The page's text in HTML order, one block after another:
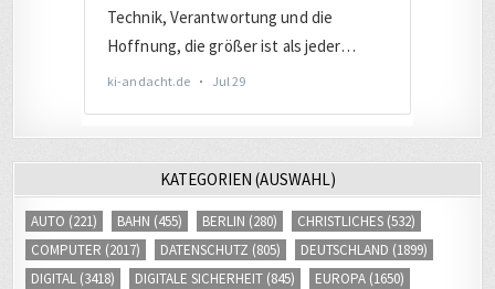
KATEGORIEN (AUSWAHL)
AUTO (221) BAHN (455) BERLIN (280) CHRISTLICHES (532)
COMPUTER (2017) DATENSCHUTZ (805) DEUTSCHLAND (1899)
DIGITAL (3418) DIGITALE SICHERHEIT (845) EUROPA (1650)